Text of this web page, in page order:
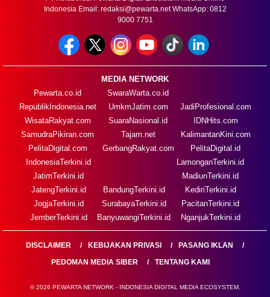
Indonesia Email: redaksi@pewarta.netWhatsApp: 0812
9000 7751
MEDIA NETWORK
Pewarta.co.id
RepublikIndonesia.net
WisataRakyat.com
SamudraPikiran.com
PelitaDigital.com
SwaraWarta.co.id
UmkmJatim.com
SuaraNasional.id
Tajam.net
GerbangRakyat.com
JadiProfesional.com
IDNHits.com
KalimantanKini.com
PelitaDigital.id
IndonesiaTerkini.id
JatimTerkini.id
JatengTerkini.id
JogjaTerkini.id
JemberTerkini.id
BandungTerkini.id
SurabayaTerkini.id
BanyuwangiTerkini.id
LamonganTerkini.id
MadiunTerkini.id
KediriTerkini.id
PacitanTerkini.id
NganjukTerkini.id
DISCLAIMER KEBIJAKAN PRIVASI
PASANG IKLAN
PEDOMAN MEDIA SIBER
TENTANG KAMI
© 2026 PEWARTA NETWORK - INDONESIA DIGITAL MEDIA ECOSYSTEM.